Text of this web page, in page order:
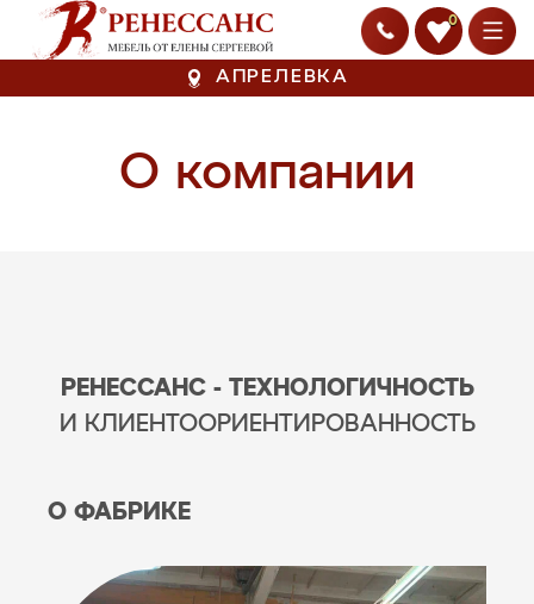
0
АПРЕЛЕВКА
О компании
РЕНЕССАНС - ТЕХНОЛОГИЧНОСТЬ
И КЛИЕНТООРИЕНТИРОВАННОСТЬ
О ФАБРИКЕ